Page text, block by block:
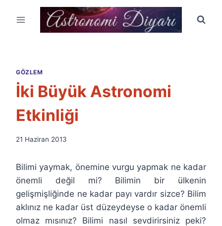
GÖZLEM
İki Büyük Astronomi
Etkinliği
By
Özyar
21 Haziran 2013
Bilimi yaymak, önemine vurgu yapmak ne kadar
önemli değil mi? Bilimin bir ülkenin
gelişmişliğinde ne kadar payı vardır sizce? Bilim
aklınız ne kadar üst düzeydeyse o kadar önemli
olmaz mısınız? Bilimi nasıl sevdirirsiniz peki?